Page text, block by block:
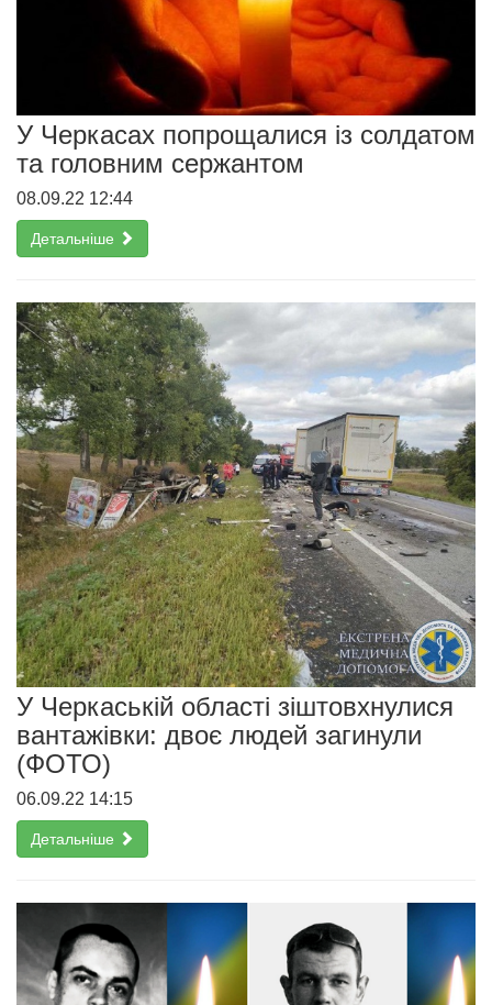
У Черкасах попрощалися із солдатом
та головним сержантом
08.09.22 12:44
Детальніше
У Черкаській області зіштовхнулися
вантажівки: двоє людей загинули
(ФОТО)
06.09.22 14:15
Детальніше